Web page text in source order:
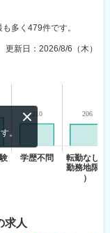
多く479件です。
更新日： 2026/8/6（木）
。
求人